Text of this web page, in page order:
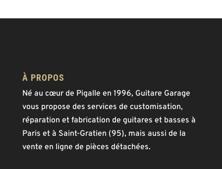
À PROPOS
Né au cœur de Pigalle en 1996, Guitare Garage
vous propose des services de customisation,
réparation et fabrication de guitares et basses à
Paris et à Saint-Gratien (95), mais aussi de la
vente en ligne de pièces détachées.